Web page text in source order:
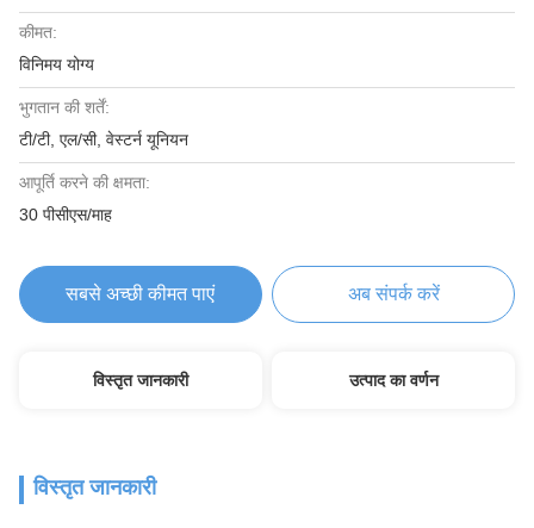
कीमत:
विनिमय योग्य
भुगतान की शर्तें:
टी/टी, एल/सी, वेस्टर्न यूनियन
आपूर्ति करने की क्षमता:
30 पीसीएस/माह
सबसे अच्छी कीमत पाएं अब संपर्क करें
विस्तृत जानकारी उत्पाद का वर्णन
विस्तृत जानकारी